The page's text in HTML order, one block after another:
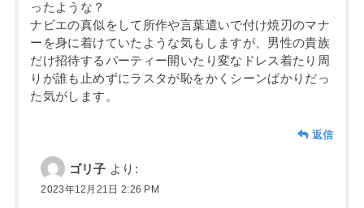
ったような？
ナビエの真似をして所作や言葉遣いで付け焼刃のマナ
ーを身に着けていたような気もしますが、男性の貴族
だけ招待するパーティー開いたり変なドレス着たり周
りが誰も止めずにラスタが恥をかくシーンばかりだっ
た気がします。
返信
ゴリ子 より:
2023年12月21日 2:26 PM